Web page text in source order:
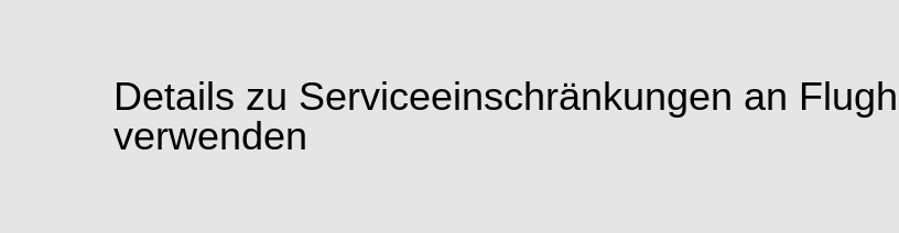
Details zu Serviceeinschränkungen an
verwenden